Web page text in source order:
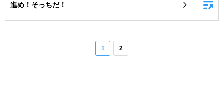
進め！そっちだ！
1 2